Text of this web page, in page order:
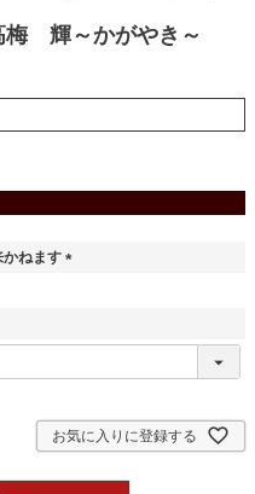
梅 輝～かがやき～
かねます
)
お気に入りに登録する